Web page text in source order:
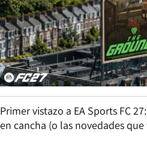
Primer vistazo a EA Sports FC
en cancha (o las novedades que